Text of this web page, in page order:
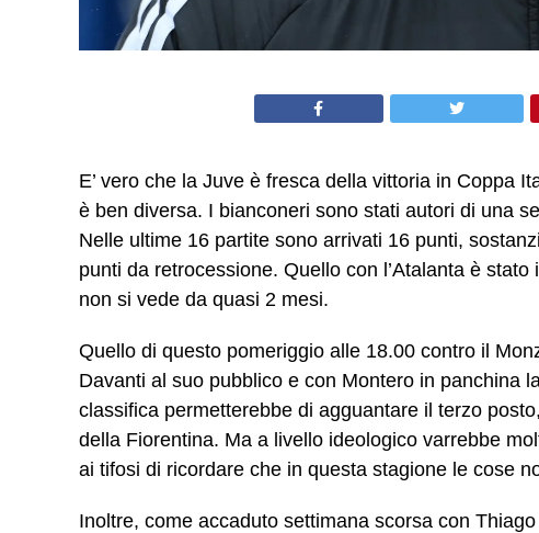
E’ vero che la Juve è fresca della vittoria in Coppa
è ben diversa. I bianconeri sono stati autori di una
Nelle ultime 16 partite sono arrivati 16 punti,
punti da retrocessione. Quello con l’Atalanta è
non si vede da quasi 2 mesi.
Quello di questo pomeriggio alle 18.00 contro il
Davanti al suo pubblico e con Montero in panchina
classifica permetterebbe di agguantare il terzo
della Fiorentina. Ma a livello ideologico varrebbe
ai tifosi di ricordare che in questa stagione le cose
Inoltre, come accaduto settimana scorsa con